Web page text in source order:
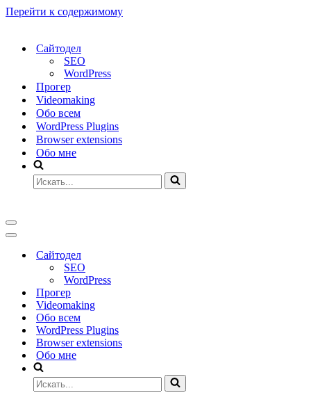
Перейти к содержимому
Сайтодел
SEO
WordPress
Прогер
Videomaking
Обо всем
WordPress Plugins
Browser extensions
Обо мне
Искать...
Меню
навигации
Меню
навигацииСайтодел
SEO
WordPress
Прогер
Videomaking
Обо всем
WordPress Plugins
Browser extensions
Обо мне
Искать...